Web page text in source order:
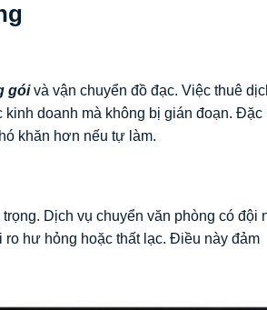
góivà vận chuyển đồ đạc. Việc thuê
kinh doanh mà không bị gián đoạn. Đặc
khăn hơn nếu tự làm.
Dịch vụ chuyển văn phòng có đội
ro hư hỏng hoặc thất lạc. Điều này đảm